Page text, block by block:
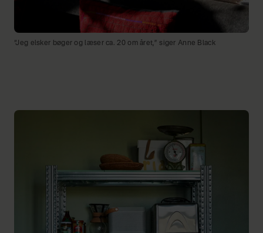
“Jeg elsker bøger og læser ca. 20 om året,” siger Anne Black